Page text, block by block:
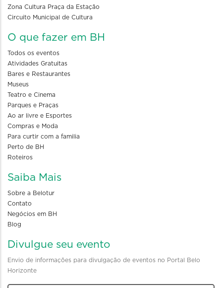
Zona Cultura Praça da Estação
Circuito Municipal de Cultura
O que fazer em BH
Todos os eventos
Atividades Gratuitas
Bares e Restaurantes
Museus
Teatro e Cinema
Parques e Praças
Ao ar livre e Esportes
Compras e Moda
Para curtir com a familia
Perto de BH
Roteiros
Saiba Mais
Sobre a Belotur
Contato
Negócios em BH
Blog
Divulgue seu evento
Envio de informações para divulgação de eventos no Portal Belo
Horizonte